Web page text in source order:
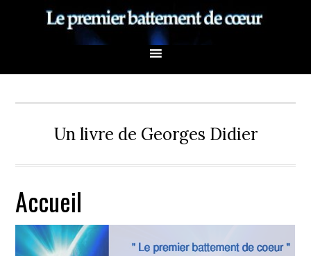
Un livre de Georges Didier
Accueil